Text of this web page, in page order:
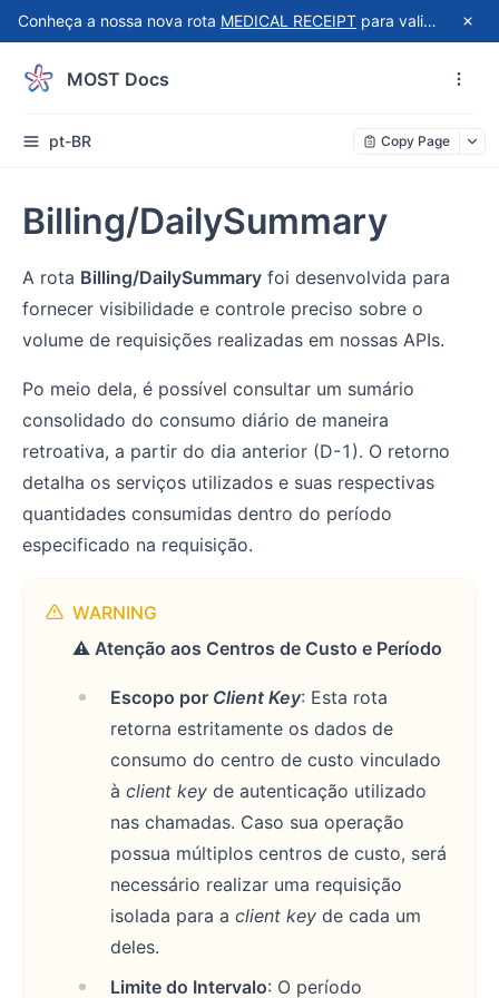
Conheça a nossa nova rota MEDICAL RECEIPT para validação automatizada de recibos do Receita Saúde!
MOST Docs
pt-BR Copy Page
Billing/DailySummary
A rota Billing/DailySummary foi desenvolvida para
fornecer visibilidade e controle preciso sobre o
volume de requisições realizadas em nossas APIs.
Po meio dela, é possível consultar um sumário
consolidado do consumo diário de maneira
retroativa, a partir do dia anterior (D-1). O retorno
detalha os serviços utilizados e suas respectivas
quantidades consumidas dentro do período
especificado na requisição.
WARNING
⚠️ Atenção aos Centros de Custo e Período
Escopo por Client Key: Esta rota
retorna estritamente os dados de
consumo do centro de custo vinculado
à client key de autenticação utilizado
nas chamadas. Caso sua operação
possua múltiplos centros de custo, será
necessário realizar uma requisição
isolada para a client key de cada um
deles.
Limite do Intervalo: O período